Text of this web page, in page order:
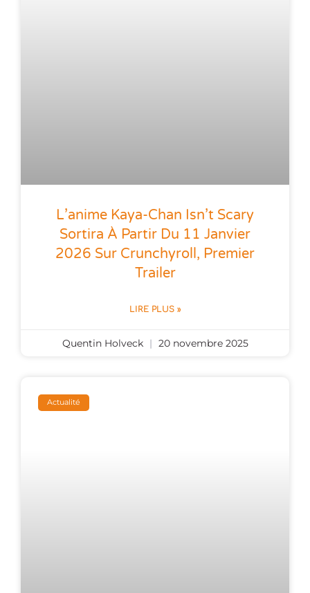
L’anime Kaya-Chan Isn’t Scary
Sortira À Partir Du 11 Janvier
2026 Sur Crunchyroll, Premier
Trailer
LIRE PLUS »
Quentin Holveck 20 novembre 2025
Actualité